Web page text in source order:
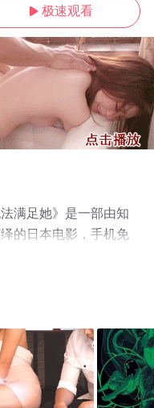
 极速观看
满足她》是一部由知
的日本电影，手机免
上飘花影院，更多相